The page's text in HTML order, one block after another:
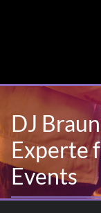
DJ
Experte
Events